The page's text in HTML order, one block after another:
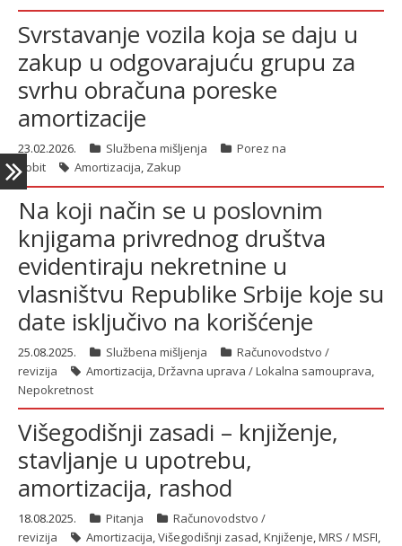
Svrstavanje vozila koja se daju u
zakup u odgovarajuću grupu za
svrhu obračuna poreske
amortizacije
23.02.2026. Službena mišljenja
Porez na
dobit
Amortizacija, Zakup
Na koji način se u poslovnim
knjigama privrednog društva
evidentiraju nekretnine u
vlasništvu Republike Srbije koje su
date isključivo na korišćenje
25.08.2025. Službena mišljenja
Računovodstvo /
revizija
Amortizacija,Državna uprava / Lokalna samouprava,
Nepokretnost
Višegodišnji zasadi – knjiženje,
stavljanje u upotrebu,
amortizacija, rashod
18.08.2025. Pitanja
Računovodstvo /
revizija
Amortizacija,Višegodišnji zasad,Knjiženje,MRS / MSFI,